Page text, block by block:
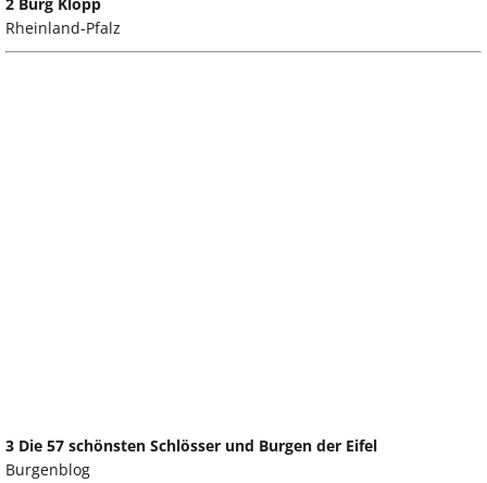
Rheinland-Pfalz
3 Die 57 schönsten Schlösser und Burgen der Eifel
Burgenblog